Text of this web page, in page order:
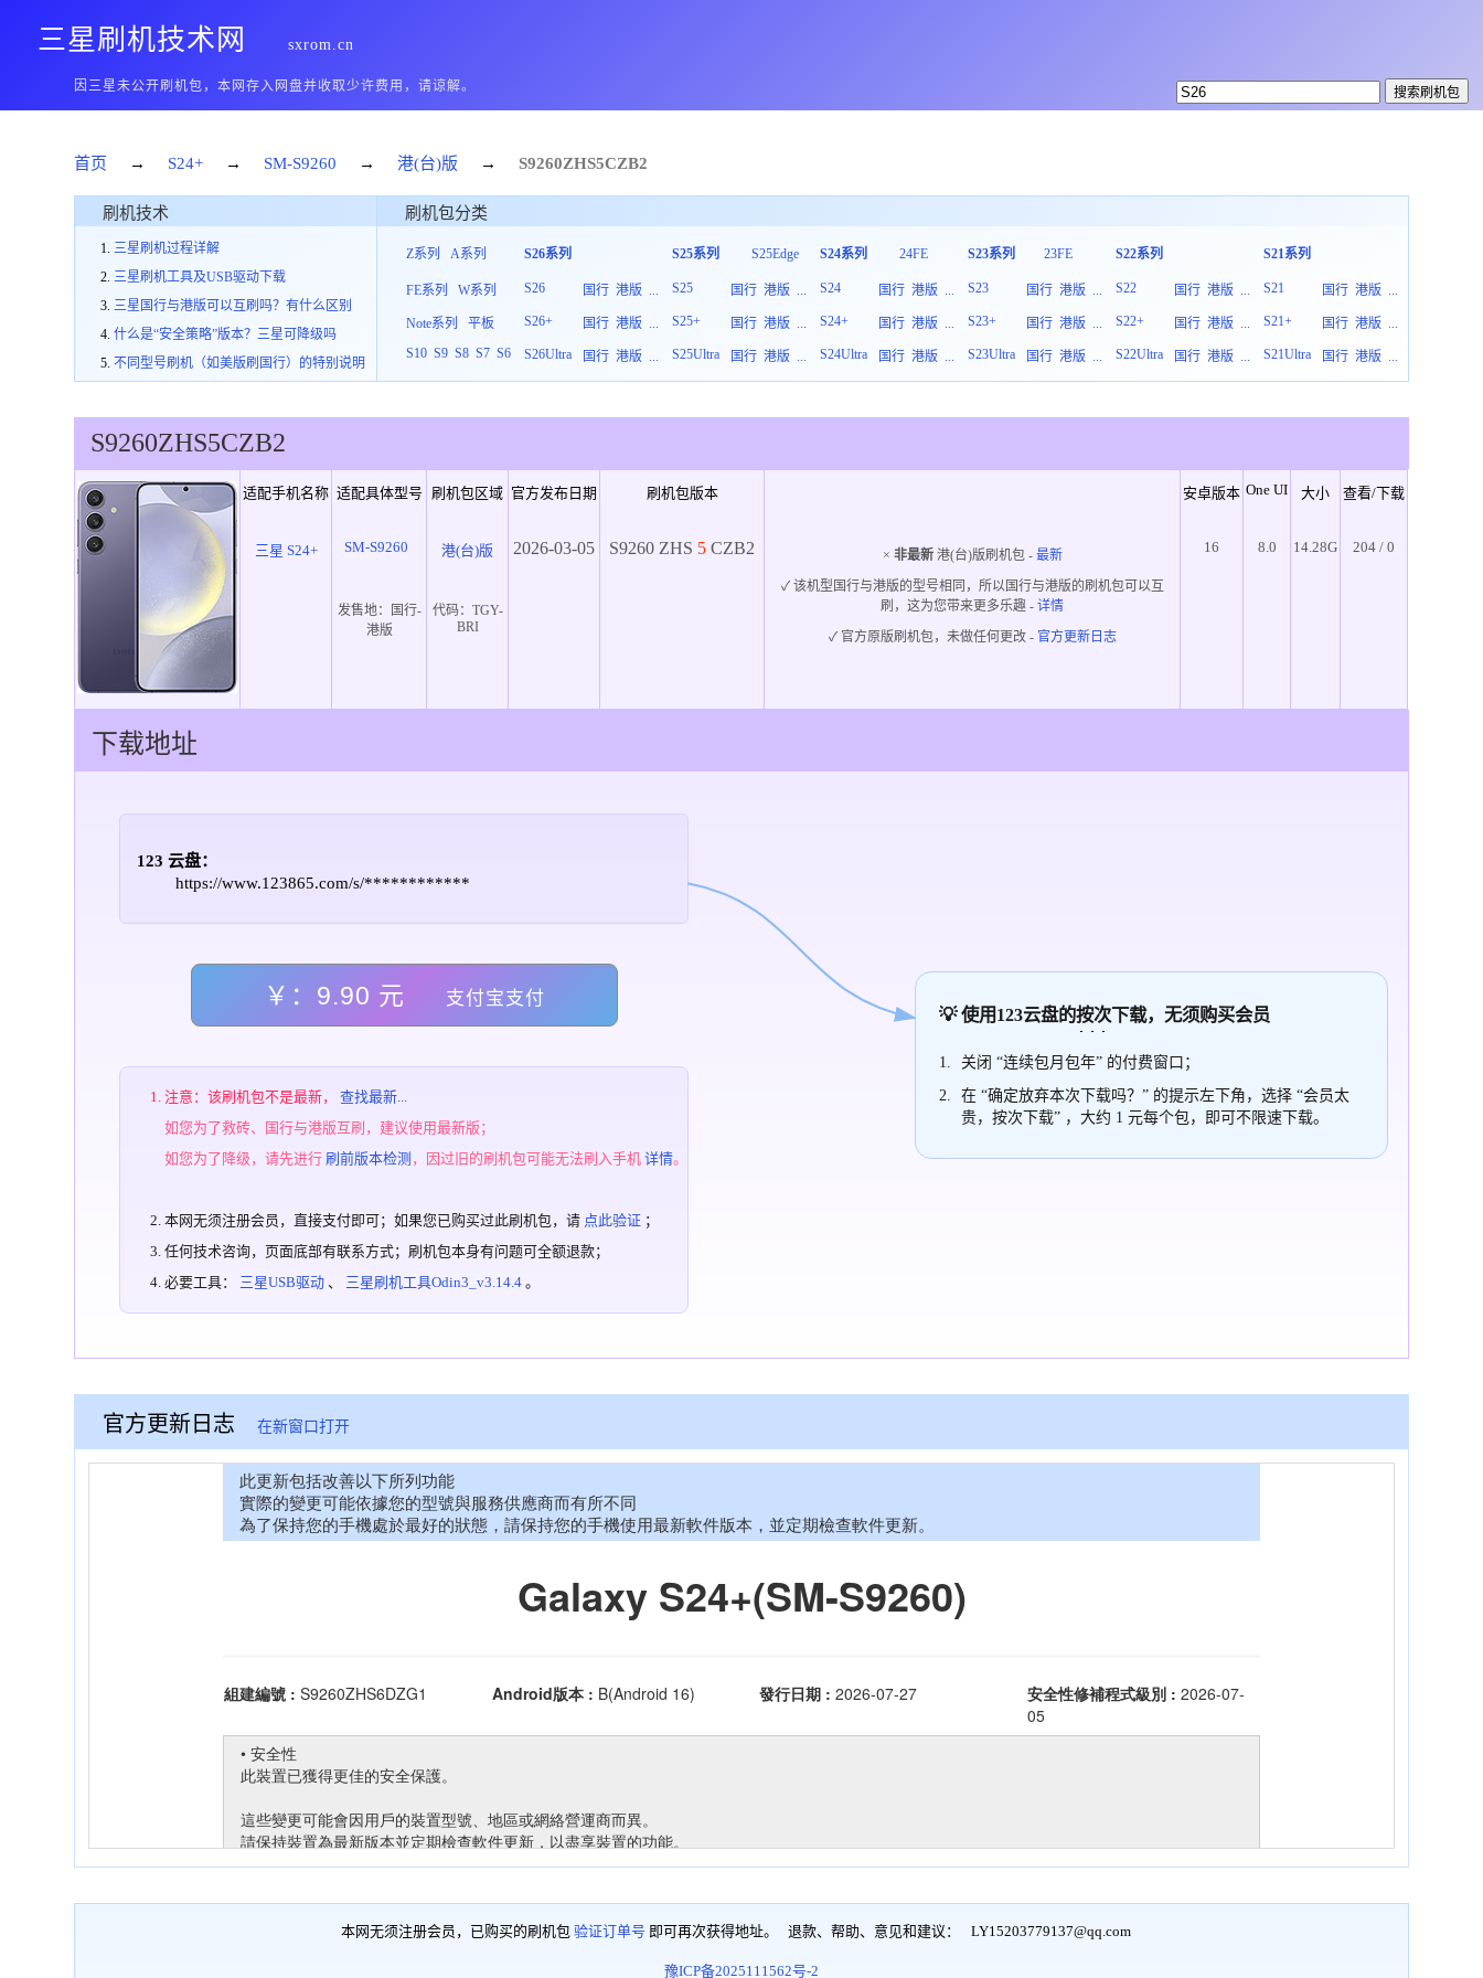
三星刷机技术网 sxrom.cn
因三星未公开刷机包，本网存入网盘并收取少许费用，请谅解。
首页 → S24+ → SM-S9260 → 港(台)版 → S9260ZHS5CZB2
刷机技术
三星刷机过程详解
三星刷机工具及USB驱动下载
三星国行与港版可以互刷吗？有什么区别
什么是“安全策略”版本？三星可降级吗
不同型号刷机（如美版刷国行）的特别说明
刷机包分类
Z系列 A系列
FE系列 W系列
Note系列
平板
S10 S9 S8 S7 S6
S26系列
S26 国行 港版 ...
S26+
国行 港版 ...
S26Ultra
国行 港版 ...
S25系列 S25Edge
S25 国行 港版 ...
S25+
国行 港版 ...
S25Ultra
国行 港版 ...
S24系列 24FE
S24 国行 港版 ...
S24+
国行 港版 ...
S24Ultra
国行 港版 ...
S23系列 23FE
S23 国行 港版 ...
S23+
国行 港版 ...
S23Ultra
国行 港版 ...
S22系列
S22 国行 港版 ...
S22+
国行 港版 ...
S22Ultra
国行 港版 ...
S21系列
S21 国行 港版 ...
S21+
国行 港版 ...
S21Ultra
国行 港版 ...
S9260ZHS5CZB2
适配手机名称 适配具体型号 刷机包区域 官方发布日期 刷机包版本 安卓版本 One UI 大小 查看/下载
三星 S24+ SM-S9260 港(台)版 2026-03-05 S9260 ZHS 5 CZB2 × 非最新港(台)版刷机包 - 最新
✓ 该机型国行与港版的型号相同，所以国行与港版的刷机包可以互
刷，这为您带来更多乐趣 -详情
✓ 官方原版刷机包，未做任何更改 - 官方更新日志
16 8.0 14.28G 204 / 0
发售地：
国行-
港版
代码： TGY-
BRI
下载地址
123 云盘：
https://www.123865.com/s/************
￥：9.90 元 支付宝支付
注意：该刷机包不是最新，查找最新...
如您为了救砖、国行与港版互刷，建议使用最新版；
如您为了降级，请先进行 刷前版本检测 ，因过旧的刷机包可能无法刷入手机详情。
本网无须注册会员，直接支付即可；如果您已购买过此刷机包，请 点此验证 ；
任何技术咨询，页面底部有联系方式；刷机包本身有问题可全额退款；
必要工具： 三星USB驱动 、 三星刷机工具Odin3_v3.14.4 。
💡 使用123云盘的按次下载，无须购买会员
关闭 “连续包月包年” 的付费窗口；
在 “确定放弃本次下载吗？” 的提示左下角，选择 “会员太
贵，按次下载” ，大约 1 元每个包，即可不限速下载。
官方更新日志在新窗口打开
本网无须注册会员，已购买的刷机包 验证订单号 即可再次获得地址。 退款、帮助、意见和建议： LY15203779137@qq.com
豫ICP备2025111562号-2